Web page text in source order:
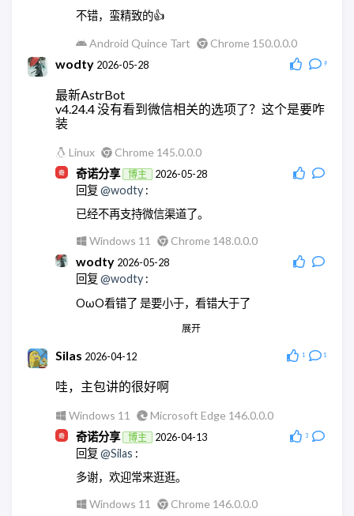
不错，蛮精致的👍
Android Quince Tart Chrome 150.0.0.0
wodty 2026-05-28 9
最新AstrBot
v4.24.4 没有看到微信相关的选项了？这个是要咋
装
Linux
Chrome 145.0.0.0
奇诺分享
博主 2026-05-28
回复 @wodty :
已经不再支持微信渠道了。
Windows 11 Chrome 148.0.0.0
wodty 2026-05-28
回复 @wodty :
OωO看错了 是要小于，看错大于了
Chrome 145.0.0.0
wodty 2026-05-28
现在微信机器人都没法玩了
Linux
Chrome 145.0.0.0
奇诺分享
博主 2026-05-28
回复@wodty
😄没错
Windows 11
Chrome 148.0.0.0
展开
Silas 2026-04-12 1 1
哇，主包讲的很好啊
Windows 11
Microsoft Edge 146.0.0.0
奇诺分享
博主 2026-04-13 3
回复 @Silas :
多谢，欢迎常来逛逛。
Windows 11 Chrome 146.0.0.0